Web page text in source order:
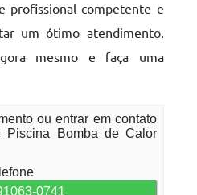
profissional competente e
um ótimo atendimento.
mesmo e faça uma
ou entrar em contato
Piscina Bomba de Calor
0741